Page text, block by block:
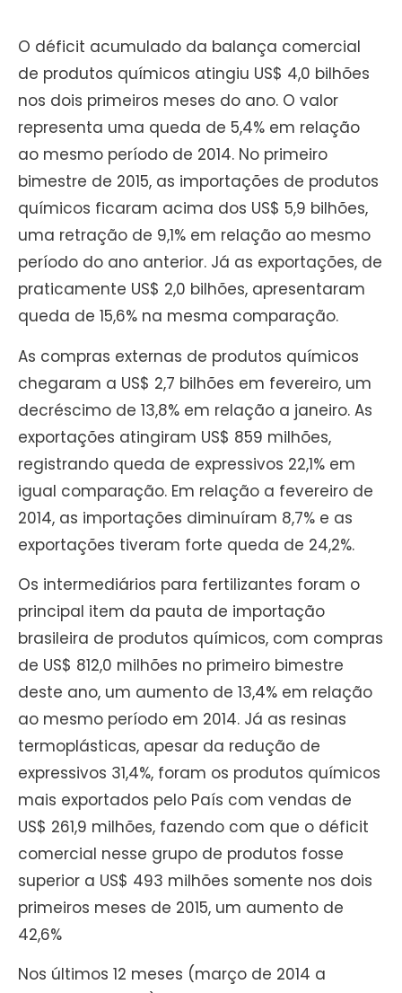
O déficit acumulado da balança comercial
de produtos químicos atingiu US$ 4,0 bilhões
nos dois primeiros meses do ano. O valor
representa uma queda de 5,4% em relação
ao mesmo período de 2014. No primeiro
bimestre de 2015, as importações de produtos
químicos ficaram acima dos US$ 5,9 bilhões,
uma retração de 9,1% em relação ao mesmo
período do ano anterior. Já as exportações, de
praticamente US$ 2,0 bilhões, apresentaram
queda de 15,6% na mesma comparação.
As compras externas de produtos químicos
chegaram a US$ 2,7 bilhões em fevereiro, um
decréscimo de 13,8% em relação a janeiro. As
exportações atingiram US$ 859 milhões,
registrando queda de expressivos 22,1% em
igual comparação. Em relação a fevereiro de
2014, as importações diminuíram 8,7% e as
exportações tiveram forte queda de 24,2%.
Os intermediários para fertilizantes foram o
principal item da pauta de importação
brasileira de produtos químicos, com compras
de US$ 812,0 milhões no primeiro bimestre
deste ano, um aumento de 13,4% em relação
ao mesmo período em 2014. Já as resinas
termoplásticas, apesar da redução de
expressivos 31,4%, foram os produtos químicos
mais exportados pelo País com vendas de
US$ 261,9 milhões, fazendo com que o déficit
comercial nesse grupo de produtos fosse
superior a US$ 493 milhões somente nos dois
primeiros meses de 2015, um aumento de
42,6%
Nos últimos 12 meses (março de 2014 a